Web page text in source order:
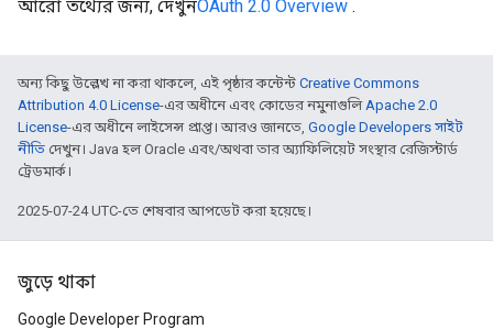
আরো তথ্যের জন্য, দেখুনOAuth 2.0 Overview .
অন্য কিছু উল্লেখ না করা থাকলে, এই পৃষ্ঠার কন্টেন্ট Creative Commons
Attribution 4.0 License-এর অধীনে এবং কোডের নমুনাগুলিApache 2.0
License-এর অধীনে লাইসেন্স প্রাপ্ত। আরও জানতে, Google Developers সাইট
নীতি দেখুন। Java হল Oracle এবং/অথবা তার অ্যাফিলিয়েট সংস্থার রেজিস্টার্ড
ট্রেডমার্ক।
2025-07-24 UTC-তে শেষবার আপডেট করা হয়েছে।
জুড়ে থাকা
Google Developer Program